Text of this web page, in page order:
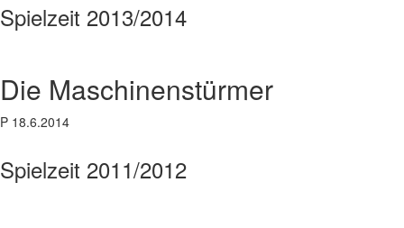
Spielzeit 2013/2014
Die Maschinenstürmer
P 18.6.2014
Spielzeit 2011/2012